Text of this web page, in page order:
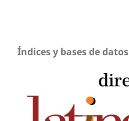
Índices y bases de datos